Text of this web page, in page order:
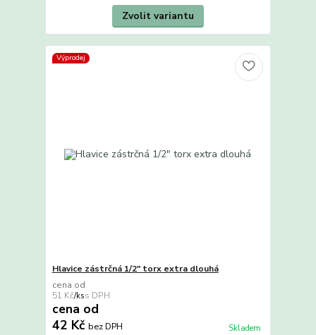
Zvolit variantu
Výprodej
Hlavice zástrčná 1/2" torx extra dlouhá
cena od
51 Kč/ks
cena od
42 Kč bez DPH Skladem